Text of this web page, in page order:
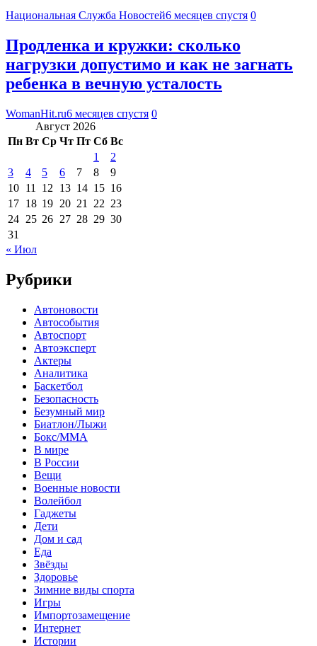
Национальная Служба Новостей6 месяцев спустя 0
Продленка и кружки: сколько
нагрузки допустимо и как не загнать
ребенка в вечную усталость
WomanHit.ru6 месяцев спустя 0
Август 2026
Пн Вт Ср Чт Пт Сб Вс
1
2
3
4 5 6 7 8
9
10 11 12 13 14 15 16
17 18 19 20 21 22 23
24 25 26 27 28 29 30
31
« Июл
Рубрики
Автоновости
Автособытия
Автоспорт
Автоэксперт
Актеры
Аналитика
Баскетбол
Безопасность
Безумный мир
Биатлон/Лыжи
Бокс/MMA
В мире
В России
Вещи
Военные новости
Волейбол
Гаджеты
Дети
Дом и сад
Еда
Звёзды
Здоровье
Зимние виды спорта
Игры
Импортозамещение
Интернет
Истории